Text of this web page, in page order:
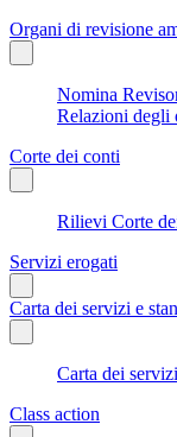
Organi di revisione
Nomina
Relazioni degli
Corte dei conti
Rilievi Corte
Servizi erogati
Carta dei servizi e
Carta dei
Class action